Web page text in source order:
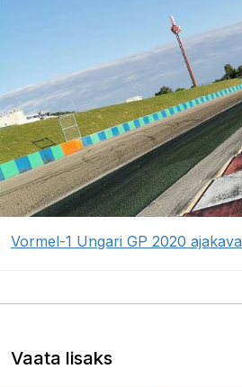
Vormel-1 Ungari GP 2020 ajakava
Vaata lisaks